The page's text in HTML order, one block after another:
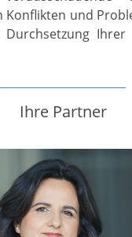
Konflikten und
Ihrer
Ihre Partner